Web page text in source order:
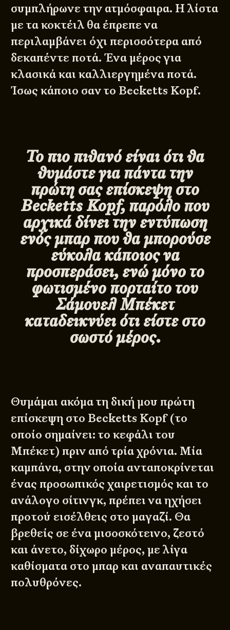
συμπλήρωνε την ατμόσφαιρα. Η λίστα
με τα κοκτέιλ θα έπρεπε να
περιλαμβάνει όχι περισσότερα από
δεκαπέντε ποτά. Ένα μέρος για
κλασικά και καλλιεργημένα ποτά.
Ίσως κάποιο σαν το Becketts Kopf.
Το πιο πιθανό είναι ότι θα
θυμάστε για πάντα την
πρώτη σας επίσκεψη στο
Becketts Kopf, παρόλο που
αρχικά δίνει την εντύπωση
ενός μπαρ που θα μπορούσε
εύκολα κάποιος να
προσπεράσει, ενώ μόνο το
φωτισμένο πορταίτο του
Σάμουελ Μπέκετ
καταδεικνύει ότι είστε στο
σωστό μέρος.
Θυμάμαι ακόμα τη δική μου πρώτη
επίσκεψη στο Becketts Kopf (το
οποίο σημαίνει: το κεφάλι του
Μπέκετ) πριν από τρία χρόνια. Μία
καμπάνα, στην οποία ανταποκρίνεται
ένας προσωπικός χαιρετισμός και το
ανάλογο σίτινγκ, πρέπει να ηχήσει
προτού εισέλθεις στο μαγαζί. Θα
βρεθείς σε ένα μισοσκότεινο, ζεστό
και άνετο, δίχωρο μέρος, με λίγα
καθίσματα στο μπαρ και αναπαυτικές
πολυθρόνες.